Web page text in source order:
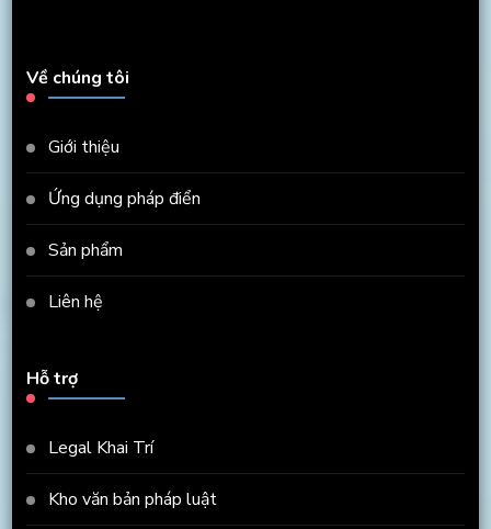
Về chúng tôi
Giới thiệu
Ứng dụng pháp điển
Sản phẩm
Liên hệ
Hỗ trợ
Legal Khai Trí
Kho văn bản pháp luật